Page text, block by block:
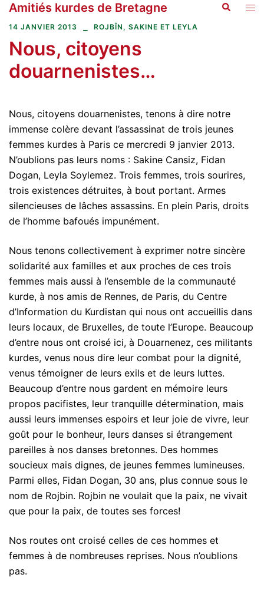
Aller
au
Amitiés kurdes de Bretagne
14 JANVIER 2013 ROJBÎN, SAKINE ET LEYLA
Nous, citoyens
douarnenistes…
Nous, citoyens douarnenistes, tenons à dire notre
immense colère devant l’assassinat de trois jeunes
femmes kurdes à Paris ce mercredi 9 janvier 2013.
N’oublions pas leurs noms : Sakine Cansiz, Fidan
Dogan, Leyla Soylemez. Trois femmes, trois sourires,
trois existences détruites, à bout portant. Armes
silencieuses de lâches assassins. En plein Paris, droits
de l’homme bafoués impunément.
Nous tenons collectivement à exprimer notre sincère
solidarité aux familles et aux proches de ces trois
femmes mais aussi à l’ensemble de la communauté
kurde, à nos amis de Rennes, de Paris, du Centre
d’Information du Kurdistan qui nous ont accueillis dans
leurs locaux, de Bruxelles, de toute l’Europe. Beaucoup
d’entre nous ont croisé ici, à Douarnenez, ces militants
kurdes, venus nous dire leur combat pour la dignité,
venus témoigner de leurs exils et de leurs luttes.
Beaucoup d’entre nous gardent en mémoire leurs
propos pacifistes, leur tranquille détermination, mais
aussi leurs immenses espoirs et leur joie de vivre, leur
goût pour le bonheur, leurs danses si étrangement
pareilles à nos danses bretonnes. Des hommes
soucieux mais dignes, de jeunes femmes lumineuses.
Parmi elles, Fidan Dogan, 30 ans, plus connue sous le
nom de Rojbin. Rojbin ne voulait que la paix, ne vivait
que pour la paix, de toutes ses forces!
Nos routes ont croisé celles de ces hommes et
femmes à de nombreuses reprises. Nous n’oublions
pas.